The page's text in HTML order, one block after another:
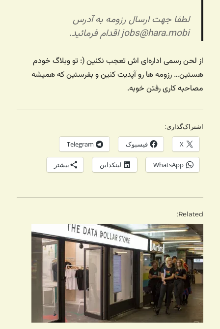
لطفا جهت ارسال رزومه به آدرس
jobs@hara.mobi اقدام فرمائید.
از لحن رسمی اداره‌ای اش تعجب نکنین (: تو وبلاگ خودم
هستین… رزومه ها رو آپدیت کنین و بفرستین که همیشه
مصاحبه کاری رفتن خوبه.
اشتراک‌گذاری:
X فیسبوک Telegram
WhatsApp لینکداین بیشتر
Related